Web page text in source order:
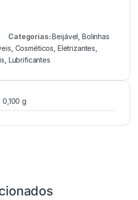
Categorias:Beijável ,Bolinhas
Cosméticos Eletrizantes
Lubrificantes
0,100 g